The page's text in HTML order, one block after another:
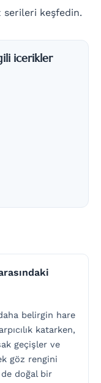
serileri keşfedin.
icerikler
belirgin hare
katarken,
geçişler ve
göz rengini
doğal bir